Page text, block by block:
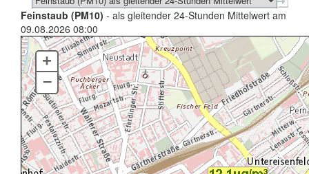
Feinstaub (PM10) - als gleitender 24-Stunden Mittelwert am
09.08.2026 08:00
+
–